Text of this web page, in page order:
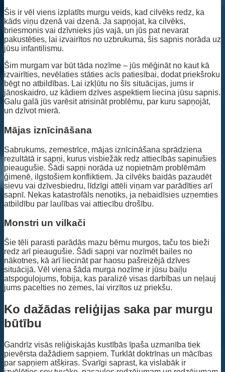
Šis ir vēl viens izplatīts murgu veids, kad cilvēks redz, ka
kāds viņu dzenā vai dzenā. Ja sapņojat, ka cilvēks,
briesmonis vai dzīvnieks jūs vajā, un jūs pat nevarat
pakustēties, lai izvairītos no uzbrukuma, šis sapnis norāda uz
jūsu infantilismu.
Šim murgam var būt tāda nozīme – jūs mēģināt no kaut kā
izvairīties, nevēlaties stāties acīs patiesībai, dodat priekšroku
bēgt no atbildības. Lai izkļūtu no šīs situācijas, jums ir
jānoskaidro, uz kādiem dzīves aspektiem liecina jūsu sapnis.
Galu galā jūs varēsit atrisināt problēmu, par kuru sapņojāt,
un dzīvot mierā.
Mājas iznīcināšana
Sabrukums, zemestrīce, mājas iznīcināšana sprādziena
rezultātā ir sapņi, kurus visbiežāk redz attiecībās sapinušies
pieaugušie. Šādi sapņi norāda uz nopietnām problēmām
ģimenē, ilgstošiem konfliktiem. Ja cilvēks baidās pazaudēt
sievu vai dzīvesbiedru, līdzīgi attēli viņam var parādīties arī
sapnī. Nekas katastrofāls nenotiks, ja nebaidīsies uzņemties
atbildību par laulības vai attiecību drošību.
Monstri un vilkači
Šie tēli parasti parādās mazu bērnu murgos, taču tos bieži
redz arī pieaugušie. Šādi sapņi var nozīmēt bailes no
nākotnes, kā arī liecināt par haosu pašreizējā dzīves
situācijā. Vēl viena šāda murga nozīme ir jūsu baiļu
atspoguļojums, fobija, kas paralizē visas darbības un neļauj
jums pacelties no zemes, lai virzītos uz priekšu.
Ko dažādas reliģijas saka par murgu
būtību
Gandrīz visās reliģiskajās kustībās īpaša uzmanība tiek
pievērsta dažādiem sapņiem. Turklāt doktrīnas un mācības
par sapņiem atšķiras. Svarīgi saprast, ka vislabāk ir